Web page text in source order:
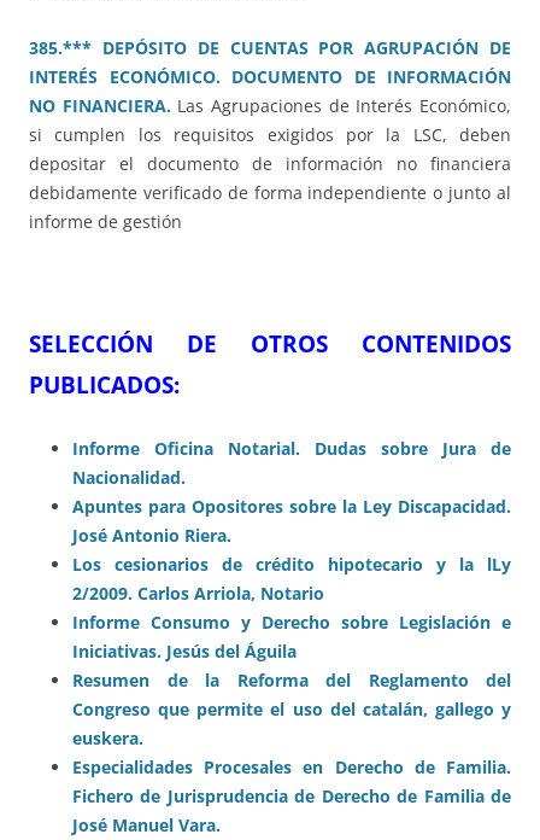
385.*** DEPÓSITO DE CUENTAS POR AGRUPACIÓN DE
INTERÉS ECONÓMICO. DOCUMENTO DE INFORMACIÓN
NO FINANCIERA.Las Agrupaciones de Interés Económico,
si cumplen los requisitos exigidos por la LSC, deben
depositar el documento de información no financiera
debidamente verificado de forma independiente o junto al
informe de gestión
SELECCIÓN DE OTROS CONTENIDOS
PUBLICADOS:
Informe Oficina Notarial. Dudas sobre Jura de
Nacionalidad.
Apuntes para Opositores sobre la Ley Discapacidad.
José Antonio Riera.
Los cesionarios de crédito hipotecario y la lLy
2/2009. Carlos Arriola, Notario
Informe Consumo y Derecho sobre Legislación e
Iniciativas. Jesús del Águila
Resumen de la Reforma del Reglamento del
Congreso que permite el uso del catalán, gallego y
euskera.
Especialidades Procesales en Derecho de Familia.
Fichero de Jurisprudencia de Derecho de Familia de
José Manuel Vara.